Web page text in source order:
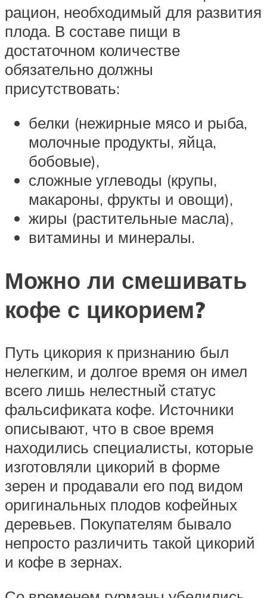
рацион, необходимый для развития
плода. В составе пищи в
достаточном количестве
обязательно должны
присутствовать:
белки (нежирные мясо и рыба,
молочные продукты, яйца,
бобовые),
сложные углеводы (крупы,
макароны, фрукты и овощи),
жиры (растительные масла),
витамины и минералы.
Можно ли смешивать
кофе с цикорием?
Путь цикория к признанию был
нелегким, и долгое время он имел
всего лишь нелестный статус
фальсификата кофе. Источники
описывают, что в свое время
находились специалисты, которые
изготовляли цикорий в форме
зерен и продавали его под видом
оригинальных плодов кофейных
деревьев. Покупателям бывало
непросто различить такой цикорий
и кофе в зернах.